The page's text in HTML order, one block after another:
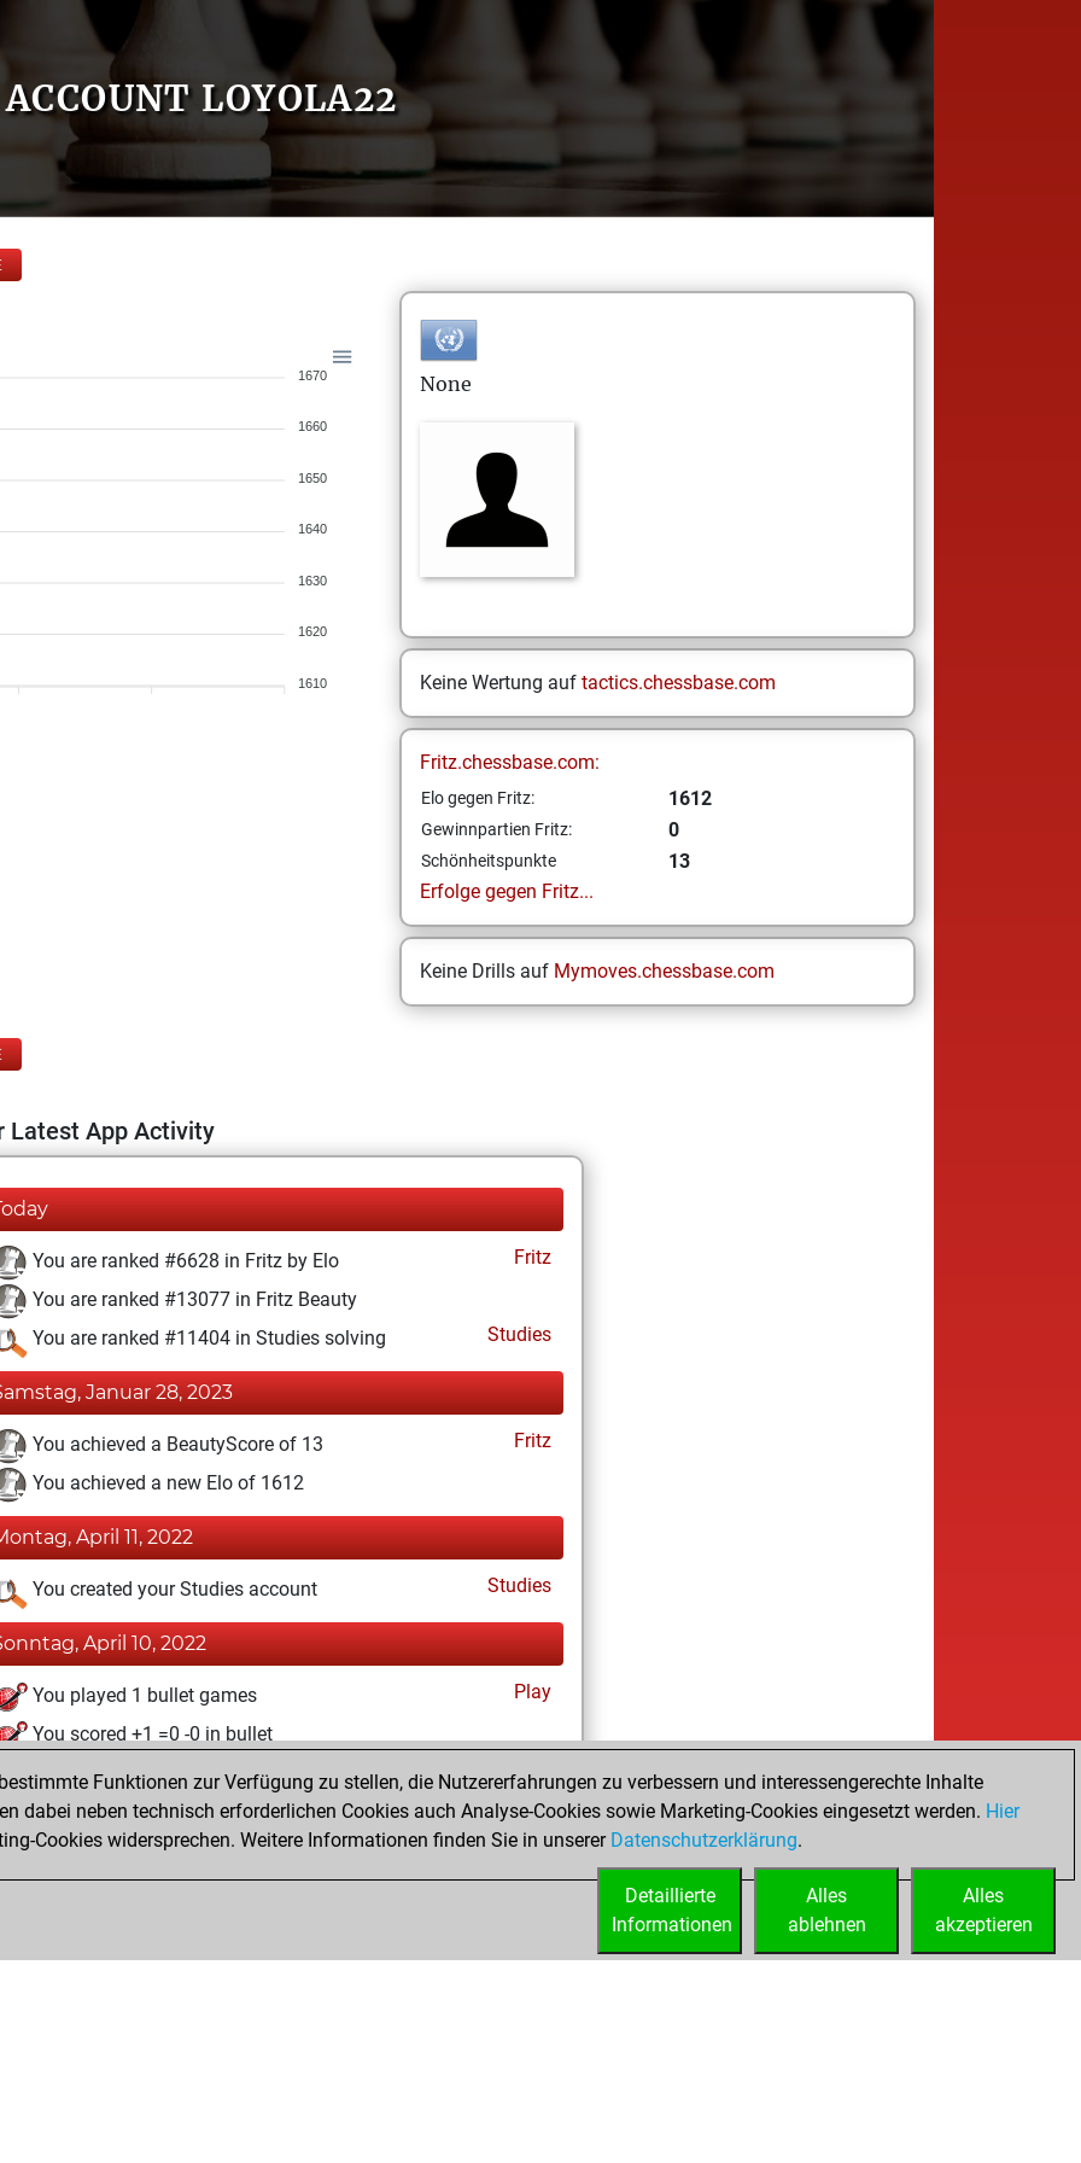
ACCOUNT LOYOLA22
1670
1660
1650
1640
1630
1620
1610
None
Keine Wertung auf tactics.chessbase.com
Fritz.chessbase.com:
Elo gegen Fritz: 1612
Gewinnpartien Fritz: 0
Schönheitspunkte
13
Erfolge gegen Fritz...
Keine Drills auf Mymoves.chessbase.com
Latest App Activity
You are ranked #6628 in Fritz by Elo
Fritz
You are ranked #13077 in Fritz Beauty
You are ranked #11404 in Studies solving
Studies
Januar 28, 2023
You achieved a BeautyScore of 13
Fritz
You achieved a new Elo of 1612
April 11, 2022
You created your Studies account Studies
April 10, 2022
You played 1 bullet games
Play
You scored +1 =0 -0 in bullet
März 31, 2022
You created your Fritz account Fritz
Funktionen zur Verfügung zu stellen, die Nutzererfahrungen zu verbessern und interessengerechte Inhalte
dabei neben technisch erforderlichen Cookies auch Analyse-Cookies sowie Marketing-Cookies eingesetzt werden. Hier
Cookies widersprechen. Weitere Informationen finden Sie in unserer Datenschutzerklärung.
Alles
akzeptieren
Alles
ablehnen
Detaillierte
Informationen